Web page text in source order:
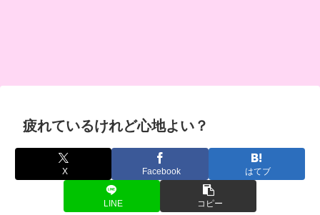
疲れているけれど心地よい？
X Facebook はてブ
LINE コピー